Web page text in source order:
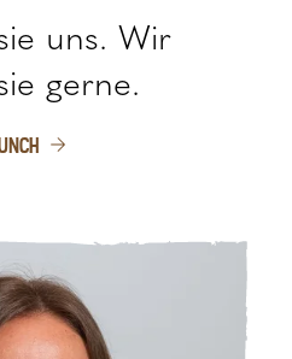
uns. Wir
gerne.